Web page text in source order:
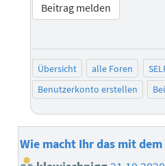
Beitrag melden
Übersicht alle Foren
Benutzerkonto erstellen
Wie macht Ihr das mit